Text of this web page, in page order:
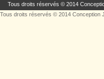
Tous droits réservés © 2014
Tous droits réservés © 2014 Conception